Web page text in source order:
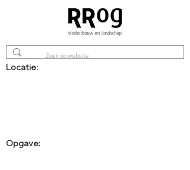
Locatie:
Opgave: